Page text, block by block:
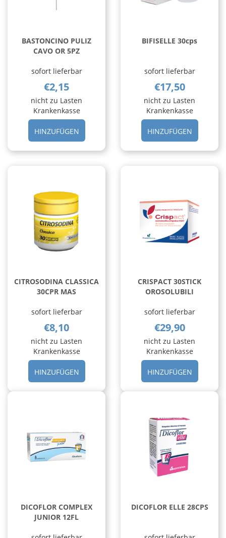
BASTONCINO PULIZ
CAVO OR 5PZ
sofort lieferbar
€2,15
nicht zu Lasten
Krankenkasse
HINZUFÜGENHINZUFÜGEN BASTONCINO
PULIZ
CAVO
BIFISELLE 30cps
sofort lieferbar
€17,50
nicht zu Lasten
Krankenkasse
HINZUFÜGEN
30CPS AL
CITROSODINA CLASSICA
30CPR MAS
sofort lieferbar
€8,10
nicht zu Lasten
Krankenkasse
HINZUFÜGENHINZUFÜGEN CITROSODINA
CLASSICA
30CPR
CRISPACT 30STICK
OROSOLUBILI
sofort lieferbar
€29,90
nicht zu Lasten
Krankenkasse
HINZUFÜGEN
30STICK
DICOFLOR COMPLEX
JUNIOR 12FL
DICOFLOR ELLE 28CPS